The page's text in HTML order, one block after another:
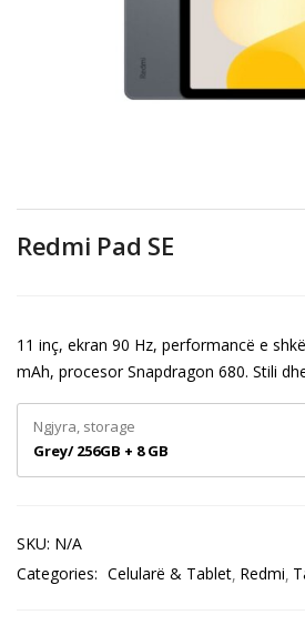
Redmi Pad SE
11 inç, ekran 90 Hz, performancë e
mAh, procesor Snapdragon 680. Stili
Ngjyra, storage
Grey/ 256GB + 8 GB
SKU: N/A
Categories: Celularë & Tablet Redmi